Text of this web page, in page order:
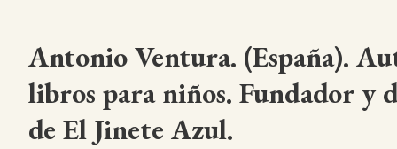
Antonio Ventura. (España).
libros para niños. Fundador
de El Jinete Azul.